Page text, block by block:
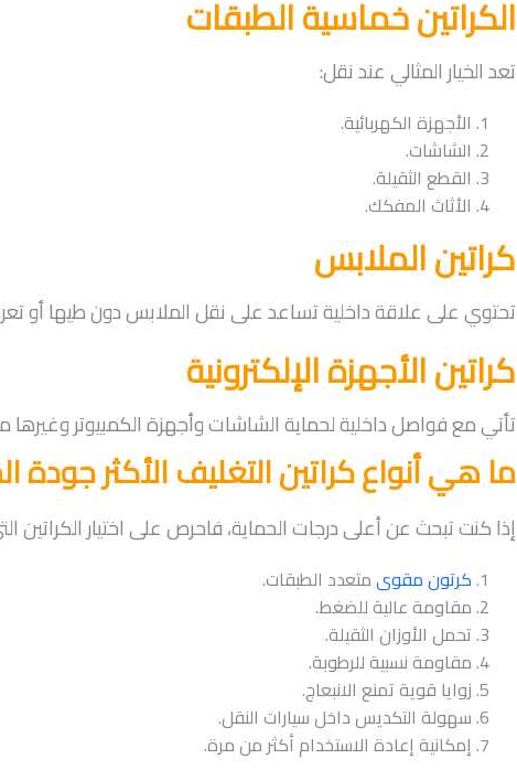
الكراتين خماسية الطبقات
تعد الخيار المثالي عند نقل:
الأجهزة الكهربائية.
الشاشات.
القطع الثقيلة.
الأثاث المفكك.
كراتين الملابس
تحتوي على علاقة داخلية تساعد على نقل الملابس دون طيها أو
كراتين الأجهزة الإلكترونية
تأتي مع فواصل داخلية لحماية الشاشات وأجهزة الكمبيوتر
ما هي أنواع كراتين التغليف الأكثر
إذا كنت تبحث عن أعلى درجات الحماية، فاحرص على اختيار الكراتين
كرتون مقوىمتعدد الطبقات.
مقاومة عالية للضغط.
تحمل الأوزان الثقيلة.
مقاومة نسبية للرطوبة.
زوايا قوية تمنع الانبعاج.
سهولة التكديس داخل سيارات النقل.
إمكانية إعادة الاستخدام أكثر من مرة.